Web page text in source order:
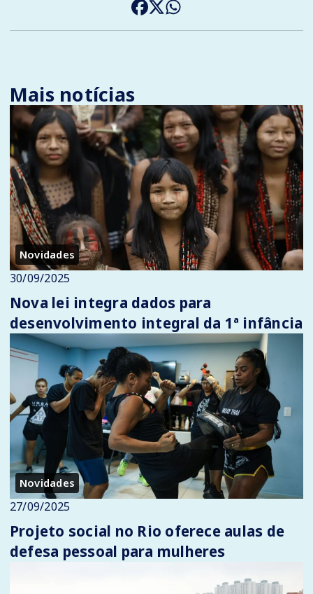
Mais notícias
Novidades
30/09/2025
Nova lei integra dados para
desenvolvimento integral da 1ª infância
Novidades
27/09/2025
Projeto social no Rio oferece aulas de
defesa pessoal para mulheres